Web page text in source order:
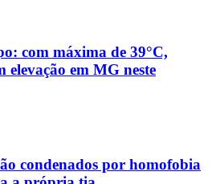
com máxima de 39°C,
elevação em MG neste
condenados por homofobia